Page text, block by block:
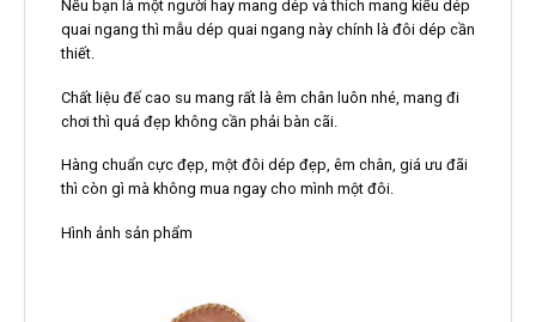
Nếu bạn là một người hay mang dép và thích mang kiểu dép
quai ngang thì mẫu dép quai ngang này chính là đôi dép cần
thiết.
Chất liệu đế cao su mang rất là êm chân luôn nhé, mang đi
chơi thì quá đẹp không cần phải bàn cãi.
Hàng chuẩn cực đẹp, một đôi dép đẹp, êm chân, giá ưu đãi
thì còn gì mà không mua ngay cho mình một đôi.
Hình ảnh sản phẩm